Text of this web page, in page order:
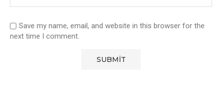
Save my name, email, and website in this browser for the
next time I comment.